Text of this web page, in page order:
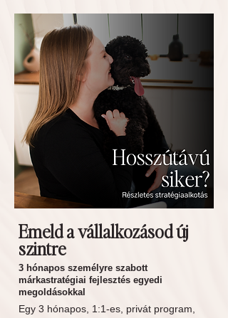
Egy 3 hónapos, 1:1-es, privát program,
Emeld a vállalkozásod új
szintre
3 hónapos személyre szabott
márkastratégiai fejlesztés egyedi
megoldásokkal